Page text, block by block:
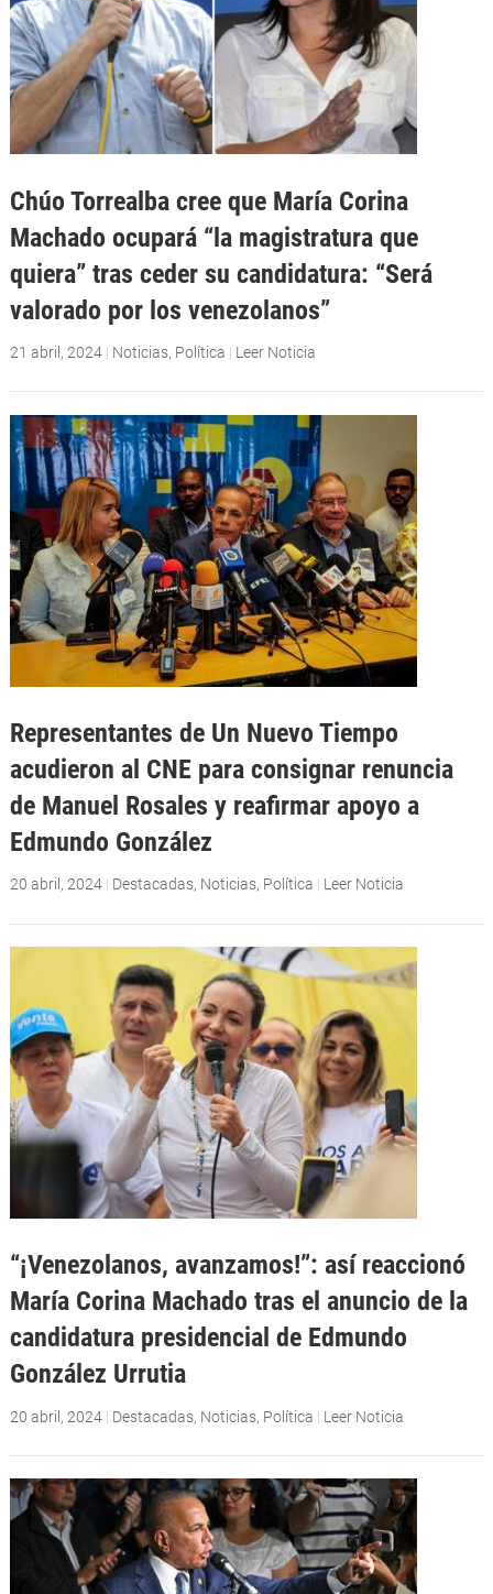
Chúo Torrealba cree que María Corina
Machado ocupará “la magistratura que
quiera” tras ceder su candidatura: “Será
valorado por los venezolanos”
21 abril, 2024| Noticias, Política | Leer Noticia
Representantes de Un Nuevo Tiempo
acudieron al CNE para consignar renuncia
de Manuel Rosales y reafirmar apoyo a
Edmundo González
20 abril, 2024| Destacadas, Noticias, Política | Leer Noticia
“¡Venezolanos, avanzamos!”: así reaccionó
María Corina Machado tras el anuncio de la
candidatura presidencial de Edmundo
González Urrutia
20 abril, 2024| Destacadas, Noticias, Política | Leer Noticia